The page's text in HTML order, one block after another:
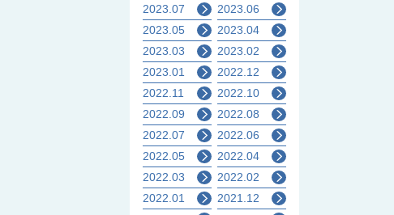
2023.07
2023.06
2023.05
2023.04
2023.03
2023.02
2023.01
2022.12
2022.11
2022.10
2022.09
2022.08
2022.07
2022.06
2022.05
2022.04
2022.03
2022.02
2022.01
2021.12